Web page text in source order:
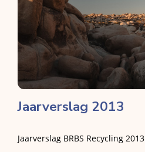
Jaarverslag 2013
Jaarverslag BRBS Recycling 2013